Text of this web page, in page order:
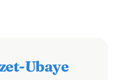
Ubaye